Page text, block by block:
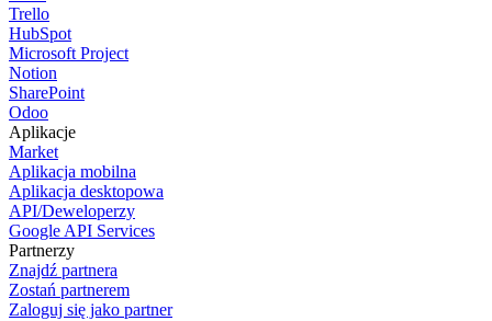
Trello
HubSpot
Microsoft Project
Notion
SharePoint
Odoo
Aplikacje
Market
Aplikacja mobilna
Aplikacja desktopowa
API/Deweloperzy
Google API Services
Partnerzy
Znajdź partnera
Zostań partnerem
Zaloguj się jako partner